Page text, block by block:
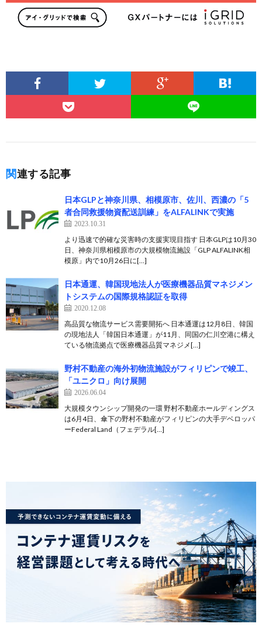
関連する記事
日本GLPと神奈川県、相模原市、佐川、西濃の「5
者合同救援物資配送訓練」をALFALINKで実施
2023.10.31
より迅速で的確な災害時の支援実現目指す 日本GLPは10月30
日、神奈川県相模原市の大規模物流施設「GLP ALFALINK相
模原」内で10月26日に[…]
日本通運、韓国現地法人が医療機器品質マネジメン
トシステムの国際規格認証を取得
2020.12.08
高品質な物流サービス需要開拓へ 日本通運は12月8日、韓国
の現地法人「韓国日本通運」が11月、同国の仁川空港に構え
ている物流拠点で医療機器品質マネジメ[…]
野村不動産の海外初物流施設がフィリピンで竣工、
「ユニクロ」向け展開
2026.06.04
大規模タウンシップ開発の一環 野村不動産ホールディングス
は6月4日、傘下の野村不動産がフィリピンの大手デベロッパ
ーFederal Land（フェデラル[…]